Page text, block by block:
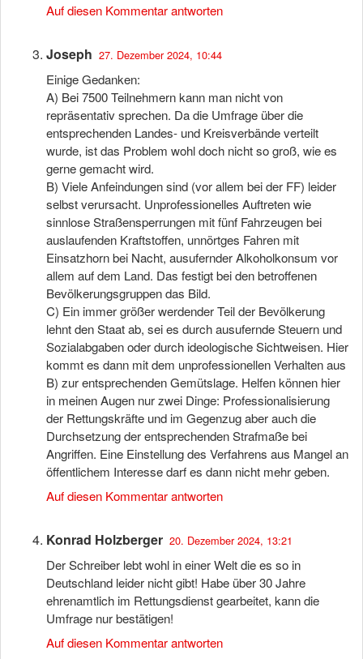
Auf diesen Kommentar antworten
Joseph 27. Dezember 2024, 10:44
Einige Gedanken:
A) Bei 7500 Teilnehmern kann man nicht von
repräsentativ sprechen. Da die Umfrage über die
entsprechenden Landes- und Kreisverbände verteilt
wurde, ist das Problem wohl doch nicht so groß, wie es
gerne gemacht wird.
B) Viele Anfeindungen sind (vor allem bei der FF) leider
selbst verursacht. Unprofessionelles Auftreten wie
sinnlose Straßensperrungen mit fünf Fahrzeugen bei
auslaufenden Kraftstoffen, unnörtges Fahren mit
Einsatzhorn bei Nacht, ausufernder Alkoholkonsum vor
allem auf dem Land. Das festigt bei den betroffenen
Bevölkerungsgruppen das Bild.
C) Ein immer größer werdender Teil der Bevölkerung
lehnt den Staat ab, sei es durch ausufernde Steuern und
Sozialabgaben oder durch ideologische Sichtweisen. Hier
kommt es dann mit dem unprofessionellen Verhalten aus
B) zur entsprechenden Gemütslage. Helfen können hier
in meinen Augen nur zwei Dinge: Professionalisierung
der Rettungskräfte und im Gegenzug aber auch die
Durchsetzung der entsprechenden Strafmaße bei
Angriffen. Eine Einstellung des Verfahrens aus Mangel an
öffentlichem Interesse darf es dann nicht mehr geben.
Auf diesen Kommentar antworten
Konrad Holzberger 20. Dezember 2024, 13:21
Der Schreiber lebt wohl in einer Welt die es so in
Deutschland leider nicht gibt! Habe über 30 Jahre
ehrenamtlich im Rettungsdienst gearbeitet, kann die
Umfrage nur bestätigen!
Auf diesen Kommentar antworten